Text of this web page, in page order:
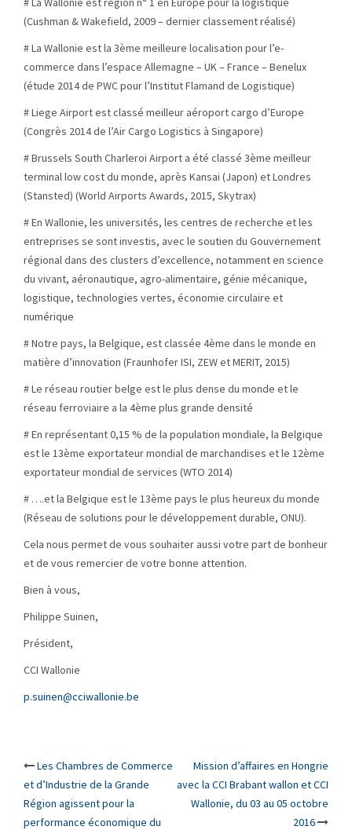
(Cushman & Wakefield, 2009 – dernier classement réalisé)
# La Wallonie est la 3ème meilleure localisation pour l’e-
commerce dans l’espace Allemagne – UK – France – Benelux
(étude 2014 de PWC pour l’InstitutFlamand de Logistique)
# Liege Airport est classé meilleur aéroport cargo d’Europe
(Congrès 2014 de l’Air Cargo Logistics à Singapore)
# Brussels South Charleroi Airport a été classé 3ème meilleur
terminal low cost du monde, après Kansai (Japon) et Londres
(Stansted) (World Airports Awards, 2015, Skytrax)
# En Wallonie, les universités, les centres de recherche et les
entreprises se sont investis, avec le soutien du Gouvernement
régional dans des clusters d’excellence, notamment en science
du vivant, aéronautique, agro-alimentaire, génie mécanique,
logistique, technologies vertes, économie circulaire et
numérique
# Notre pays, la Belgique, est classée 4ème dans le monde en
matière d’innovation (Fraunhofer ISI, ZEW et MERIT, 2015)
# Le réseau routier belge est le plus dense du monde et le
réseau ferroviaire a la 4ème plus grande densité
#En représentant 0,15 % de la population mondiale, la Belgique
est le 13ème exportateur mondial de marchandises et le 12ème
exportateur mondial de services (WTO 2014)
# ….et la Belgique est le 13ème pays le plus heureux du monde
(Réseau de solutions pour le développement durable, ONU).
Cela nous permet de vous souhaiter aussi votre part de bonheur
et de vous remercier de votre bonne attention.
Bien à vous,
Philippe Suinen,
Président,
CCI Wallonie
p.suinen@cciwallonie.be
Post
navigation
Les Chambres de Commerce
et d’Industrie de la Grande
Région agissent pour la
performance économique du
Mission d’affaires en Hongrie
avec la CCI Brabant wallon et CCI
Wallonie, du 03 au 05 octobre
2016